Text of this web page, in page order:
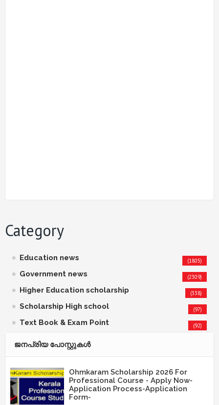
Category
Education news (1805)
Government news (2309)
Higher Education scholarship (338)
Scholarship High school (97)
Text Book & Exam Point (92)
ജനപ്രിയ പോസ്റ്റുകള്‍‌
Ohmkaram Scholarship 2026 For
Professional Course - Apply Now-
Application Process-Application
Form-